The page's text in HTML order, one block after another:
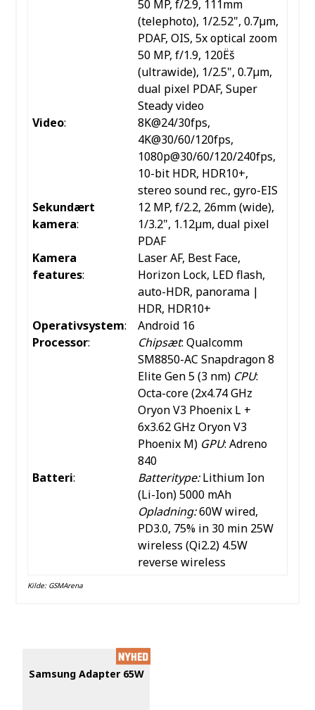
50 MP, f/2.9, 111mm
(telephoto), 1/2.52", 0.7µm,
PDAF, OIS, 5x optical zoom
50 MP, f/1.9, 120Ëš
(ultrawide), 1/2.5", 0.7µm,
dual pixel PDAF, Super
Steady video
Video:
8K@24/30fps,
4K@30/60/120fps,
1080p@30/60/120/240fps,
10-bit HDR, HDR10+,
stereo sound rec., gyro-EIS
Sekundært
kamera:
12 MP, f/2.2, 26mm (wide),
1/3.2", 1.12µm, dual pixel
PDAF
Kamera
features:
Laser AF, Best Face,
Horizon Lock, LED flash,
auto-HDR, panorama |
HDR, HDR10+
Operativsystem:
Android 16
Processor: Chipsæt: Qualcomm
SM8850-AC Snapdragon 8
Elite Gen 5 (3 nm) CPU:
Octa-core (2x4.74 GHz
Oryon V3 Phoenix L +
6x3.62 GHz Oryon V3
Phoenix M) GPU: Adreno
840
Batteri: Batteritype:Lithium Ion
(Li-Ion) 5000 mAh
Opladning:60W wired,
PD3.0, 75% in 30 min 25W
wireless (Qi2.2) 4.5W
reverse wireless
Kilde: GSMArena
Samsung Adapter 65W